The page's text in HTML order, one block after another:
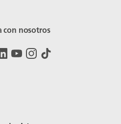
con nosotros